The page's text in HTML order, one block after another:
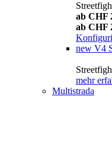
ab CHF
ab CHF
new V4
mehr
Multistrada